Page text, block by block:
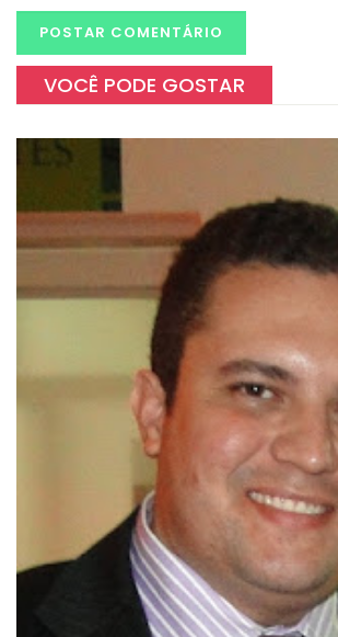
VOCÊ PODE GOSTAR